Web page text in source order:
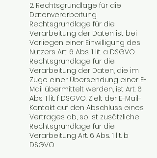
2. Rechtsgrundlage für die
Datenverarbeitung
Rechtsgrundlage für die
Verarbeitung der Daten ist bei
Vorliegen einer Einwilligung des
Nutzers Art. 6 Abs. 1 lit. a DSGVO.
Rechtsgrundlage für die
Verarbeitung der Daten, die im
Zuge einer Übersendung einer E-
Mail übermittelt werden, ist Art. 6
Abs. 1 lit. f DSGVO. Zielt der E-Mail-
Kontakt auf den Abschluss eines
Vertrages ab, so ist zusätzliche
Rechtsgrundlage für die
Verarbeitung Art. 6 Abs. 1 lit. b
DSGVO.